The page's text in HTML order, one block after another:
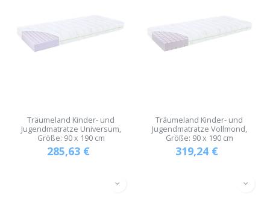
Träumeland Kinder- und
Jugendmatratze Universum,
Größe: 90 x 190 cm
285,63 €
Träumeland Kinder- und
Jugendmatratze Vollmond,
Größe: 90 x 190 cm
319,24 €